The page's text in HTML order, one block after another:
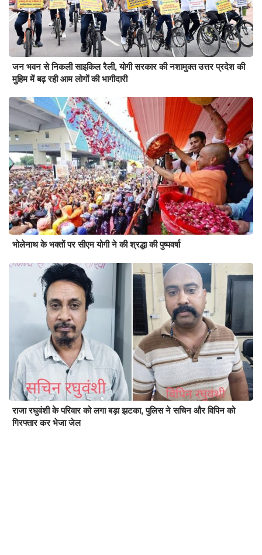
जन भवन से निकली साइकिल रैली, योगी सरकार की नशामुक्त उत्तर प्रदेश की
मुहिम में बढ़ रही आम लोगों की भागीदारी
भोलेनाथ के भक्तों पर सीएम योगी ने की श्रद्धा की पुष्पवर्षा
राजा रघुवंशी के परिवार को लगा बड़ा झटका, पुलिस ने सचिन और विपिन को
गिरफ्तार कर भेजा जेल